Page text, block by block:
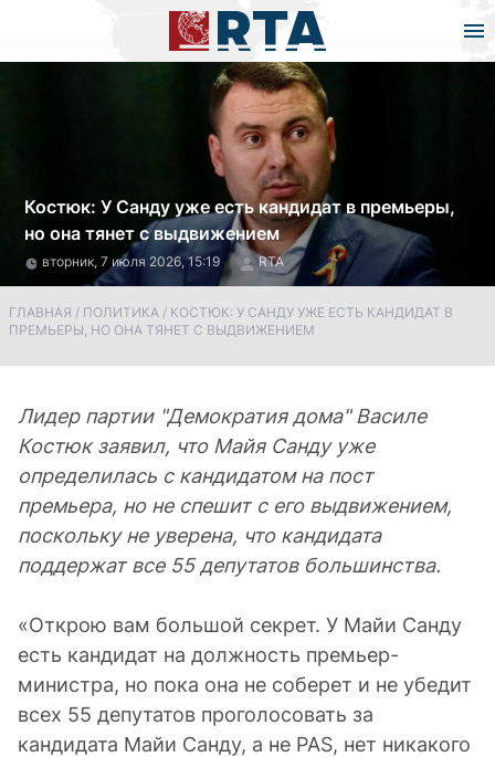
Костюк: У Санду уже есть кандидат в премьеры,
но она тянет с выдвижением
вторник, 7 июля 2026, 15:19 RTA
ГЛАВНАЯ / ПОЛИТИКА / КОСТЮК: У САНДУ УЖЕ ЕСТЬ КАНДИДАТ В
ПРЕМЬЕРЫ, НО ОНА ТЯНЕТ С ВЫДВИЖЕНИЕМ
Лидер партии "Демократия дома" Василе
Костюк заявил, что Майя Санду уже
определилась с кандидатом на пост
премьера, но не спешит с его выдвижением,
поскольку не уверена, что кандидата
поддержат все 55 депутатов большинства.
«Открою вам большой секрет. У Майи Санду
есть кандидат на должность премьер-
министра, но пока она не соберет и не убедит
всех 55 депутатов проголосовать за
кандидата Майи Санду, а не PAS, нет никакого